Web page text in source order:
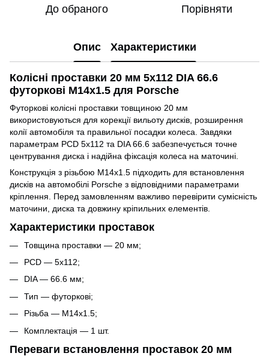
До обраного Порівняти
Опис Характеристики
Колісні проставки 20 мм 5x112 DIA 66.6
футоркові M14x1.5 для Porsche
Футоркові колісні проставки товщиною 20 мм
використовуються для корекції вильоту дисків, розширення
колії автомобіля та правильної посадки колеса. Завдяки
параметрам PCD 5x112 та DIA 66.6 забезпечується точне
центрування диска і надійна фіксація колеса на маточині.
Конструкція з різьбою M14x1.5 підходить для встановлення
дисків на автомобілі Porsche з відповідними параметрами
кріплення. Перед замовленням важливо перевірити сумісність
маточини, диска та довжину кріпильних елементів.
Характеристики проставок
Товщина проставки — 20 мм;
PCD — 5x112;
DIA — 66.6 мм;
Тип — футоркові;
Різьба — M14x1.5;
Комплектація — 1 шт.
Переваги встановлення проставок 20 мм